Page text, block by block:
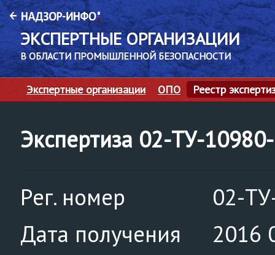
ЭКСПЕРТНЫЕ ОРГАНИЗАЦИИ
В ОБЛАСТИ ПРОМЫШЛЕННОЙ БЕЗОПАСНОСТИ
Экспертные организации ОПО Реестр
Экспертиза 02-ТУ-
Рег. номер
02-
Дата получения
2016